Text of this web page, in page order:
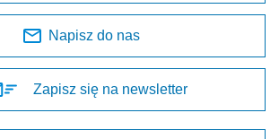
Napisz do nas
Zapisz się na newsletter